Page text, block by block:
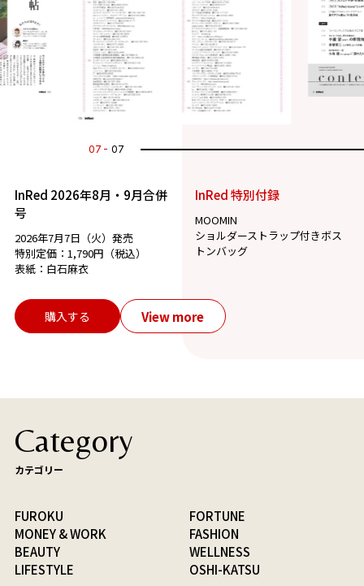
07 07
InRed 2026年8月・9月合併
号
2026年7月7日（火）発売
特別定価：1,790円（税込）
表紙：白石麻衣
InRed 特別付録
MOOMIN
ショルダーストラップ付きボス
トンバッグ
購入する View more
Category
カテゴリー
FUROKU
FORTUNE
MONEY & WORK
FASHION
BEAUTY
WELLNESS
LIFESTYLE
OSHI-KATSU